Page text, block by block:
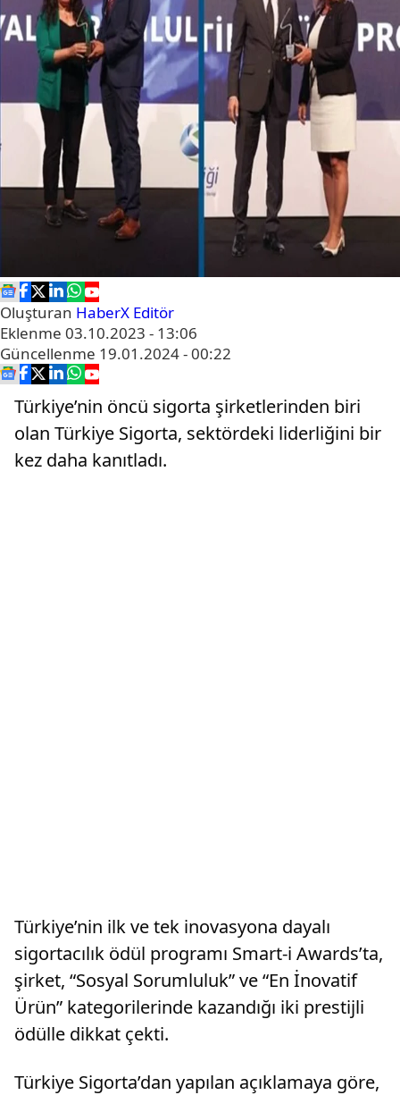
Oluşturan HaberX Editör
Eklenme 03.10.2023 - 13:06
Güncellenme 19.01.2024 - 00:22
Türkiye’nin öncü sigorta şirketlerinden biri
olan Türkiye Sigorta, sektördeki liderliğini bir
kez daha kanıtladı.
Türkiye’nin ilk ve tek inovasyona dayalı
sigortacılık ödül programı Smart-i Awards’ta,
şirket, “Sosyal Sorumluluk” ve “En İnovatif
Ürün” kategorilerinde kazandığı iki prestijli
ödülle dikkat çekti.
Türkiye Sigorta’dan yapılan açıklamaya göre,